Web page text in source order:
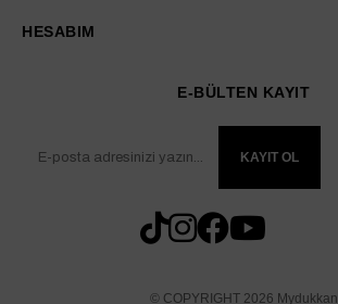
HESABIM
E-BÜLTEN KAYIT
KAYIT OL
© COPYRIGHT 2026 Mydukkan